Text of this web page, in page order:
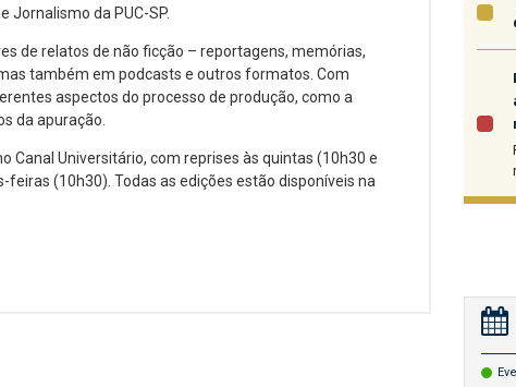
Jornalismo da PUC-SP.
de relatos de não ficção – reportagens, memórias,
também em podcasts e outros formatos. Com
aspectos do processo de produção, como a
da apuração.
Canal Universitário, com reprises às quintas (10h30 e
(10h30). Todas as edições estão disponíveis na